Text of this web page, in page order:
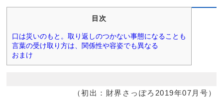
目次
口は災いのもと。取り返しのつかない事態になることも
言葉の受け取り方は、関係性や容姿でも異なる
おまけ
（初出：財界さっぽろ2019年07月号）